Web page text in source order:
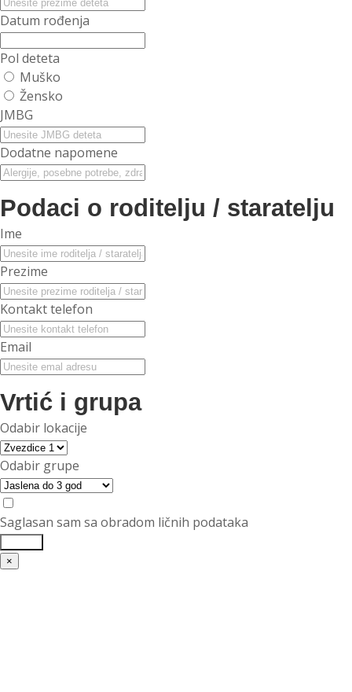
Datum rođenja
Pol deteta
Muško
Žensko
JMBG
Dodatne napomene
Podaci o roditelju / staratelju
Ime
Prezime
Kontakt telefon
Email
Vrtić i grupa
Odabir lokacije
Odabir grupe
Saglasan sam sa obradom ličnih podataka
×